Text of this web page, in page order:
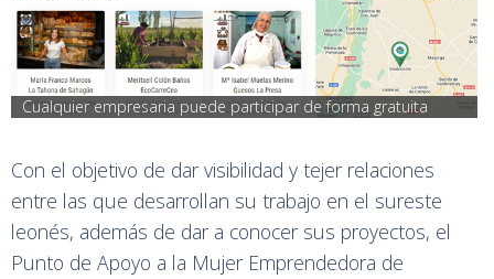
Cualquier empresaria puede participar de forma gratuita
Con el objetivo de dar visibilidad y tejer relaciones
entre las que desarrollan su trabajo en el sureste
leonés, además de dar a conocer sus proyectos, el
Punto de Apoyo a la Mujer Emprendedora de